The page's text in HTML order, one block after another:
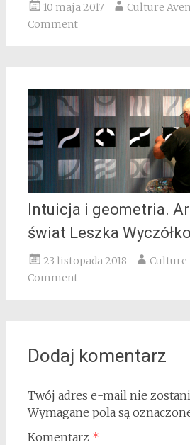
10 maja 2017 Culture
Comment
Intuicja i geometria.
świat Leszka
23 listopada 2018 Culture
Comment
Dodaj komentarz
Twój adres e-mail nie
Wymagane pola są
Komentarz *